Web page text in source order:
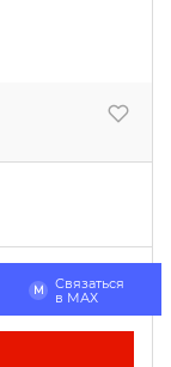
M
Связаться
в МАХ